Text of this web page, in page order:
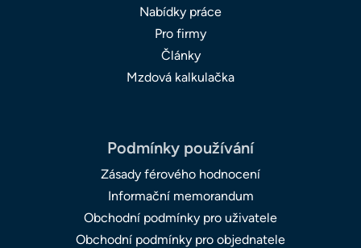
Nabídky práce
Pro firmy
Články
Mzdová kalkulačka
Podmínky používání
Zásady férového hodnocení
Informační memorandum
Obchodní podmínky pro uživatele
Obchodní podmínky pro objednatele